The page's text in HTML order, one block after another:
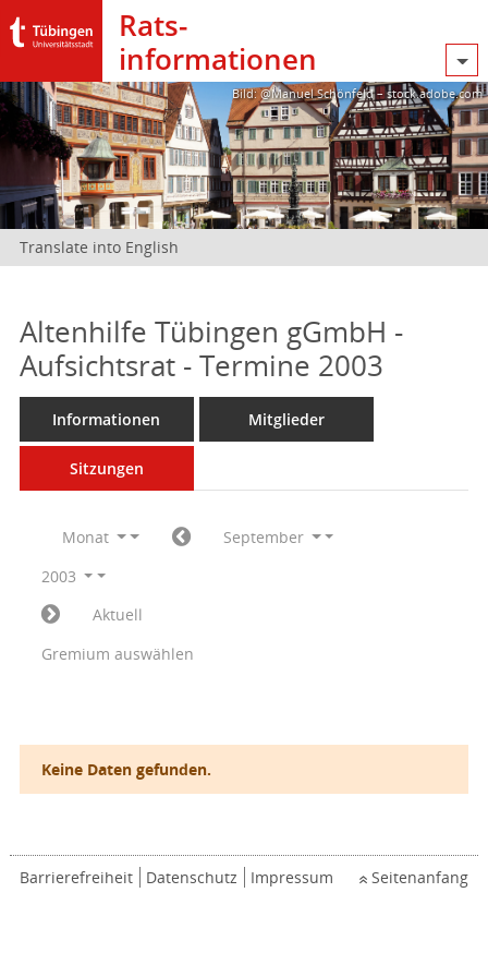
Rats­
informationen
Bild: @Manuel Schönfeld – stock.adobe.com
Translate into English
Altenhilfe Tübingen gGmbH -
Aufsichtsrat - Termine 2003
Informationen Mitglieder
Sitzungen
Monat
September
2003
Aktuell
Gremium auswählen
Keine Daten gefunden.
Barrierefreiheit Datenschutz Impressum Seitenanfang